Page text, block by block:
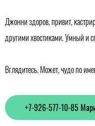
Джонни здоров, привит,
другими хвостиками. Умный и
Вглядитесь. Может, чудо по
+7-926-577-10-85